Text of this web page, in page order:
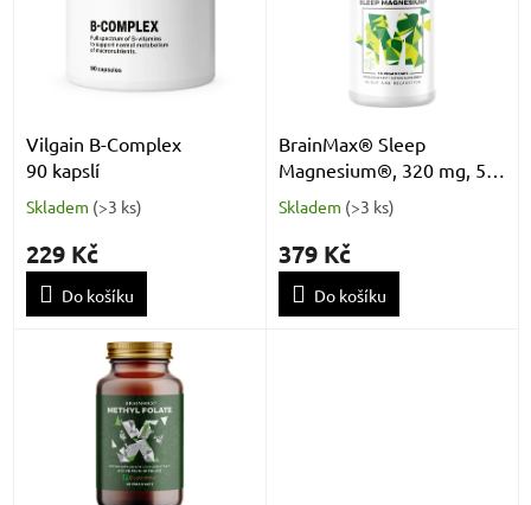
Vilgain B-Complex
90 kapslí
Skladem (>3 ks)
229 Kč
Do košíku
BrainMax® Sleep
Magnesium®, 320 mg, 50
rostlinných kapslí (Hořčík,
GABA, L-theanin, Vitamín
B6, šťáva z višně)
Skladem (>3 ks)
379 Kč
Do košíku